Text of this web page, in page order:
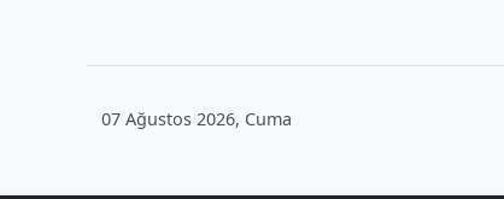
07 Ağustos 2026, Cuma